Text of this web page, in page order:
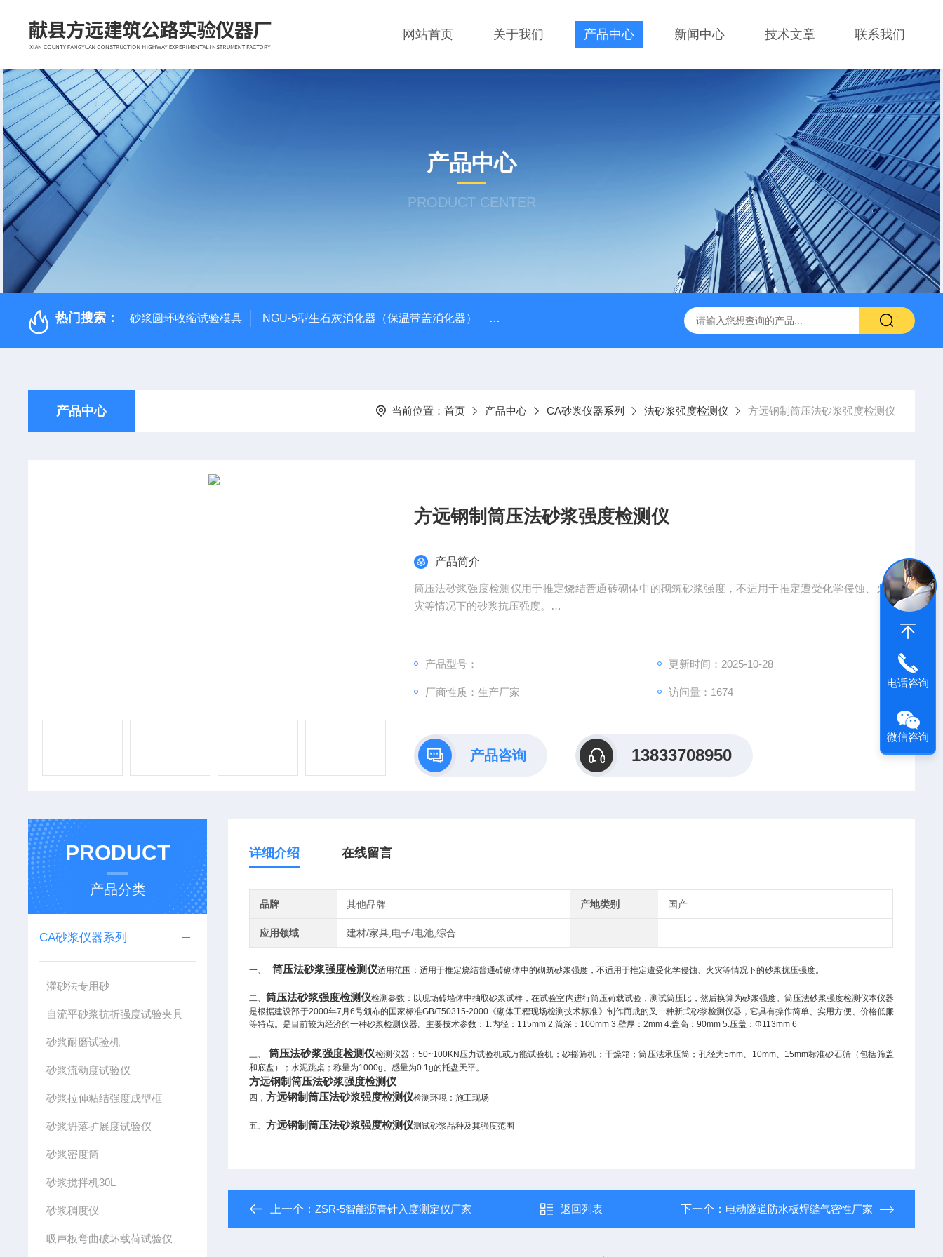
网站首页 关于我们 产品中心 新闻中心 技术文章 联系我们
产品中心
PRODUCT CENTER
热门搜索： 砂浆圆环收缩试验模具 NGU-5型生石灰消化器（保温带盖消化器） *GB/T 50080-2016标准普通混凝土泌水率试验容量筒试验方法 生石灰浆渣测定仪
产品中心 当前位置： 首页 产品中心 CA砂浆仪器系列 法砂浆强度检测仪 方远钢制筒压法砂浆强度检测仪
方远钢制筒压法砂浆强度检测仪
产品简介
筒压法砂浆强度检测仪用于推定烧结普通砖砌体中的砌筑砂浆强度，不适用于推定遭受化学侵蚀、火
灾等情况下的砂浆抗压强度。
产品型号：
更新时间：2025-10-28
厂商性质：生产厂家 访问量：1674
产品咨询 13833708950
PRODUCT
产品分类
CA砂浆仪器系列
灌砂法专用砂
自流平砂浆抗折强度试验夹具
砂浆耐磨试验机
砂浆流动度试验仪
砂浆拉伸粘结强度成型框
砂浆坍落扩展度试验仪
砂浆密度筒
砂浆搅拌机30L
砂浆稠度仪
吸声板弯曲破坏载荷试验仪
详细介绍 在线留言
品牌 其他品牌 产地类别 国产
应用领域 建材/家具,电子/电池,综合
一、 筒压法砂浆强度检测仪适用范围：适用于推定烧结普通砖砌体中的砌筑砂浆强度，不适用于推定遭受化学侵蚀、火灾等情况下的砂浆抗压强度。
二、筒压法砂浆强度检测仪检测参数：以现场砖墙体中抽取砂浆试样，在试验室内进行筒压荷载试验，测试筒压比，然后换算为砂浆强度。 筒压法砂浆强度检测仪本仪器
是根据建设部于2000年7 月 6号颁布的国家标准GB/T50315-2000 《砌体工程现场检测技术标准》制作而成的又一种新式砂浆检测仪器，它具有操作简单、实用方便、价格低廉
等特点。是目前较为经济的一种砂浆检测仪器。主要技术参数： 1.内径： 115mm 2.筒深： 100mm 3.壁厚：2mm 4.盖高：90mm 5.压盖：Φ113mm 6
三、 筒压法砂浆强度检测仪检测仪器：50~100KN压力试验机或万能试验机；砂摇筛机；干燥箱；筒压法承压筒；孔径为5mm、10mm、15mm标准砂石筛（包括筛盖
和底盘）；水泥跳桌；称量为1000g、感量为0.1g的托盘天平。
方远钢制筒压法砂浆强度检测仪
四，方远钢制筒压法砂浆强度检测仪检测环境：施工现场
五、方远钢制筒压法砂浆强度检测仪测试砂浆品种及其强度范围
上一个：ZSR-5智能沥青针入度测定仪厂家 返回列表 下一个： 电动隧道防水板焊缝气密性厂家
电话咨询
微信咨询